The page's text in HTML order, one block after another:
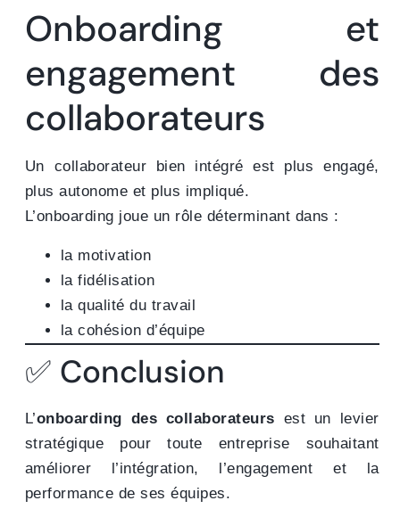
Onboarding et
engagement des
collaborateurs
Un collaborateur bien intégré est plus engagé,
plus autonome et plus impliqué.
L’onboarding joue un rôle déterminant dans :
la motivation
la fidélisation
la qualité du travail
la cohésion d’équipe
✅ Conclusion
L’onboarding des collaborateurs est un levier
stratégique pour toute entreprise souhaitant
améliorer l’intégration, l’engagement et la
performance de ses équipes.